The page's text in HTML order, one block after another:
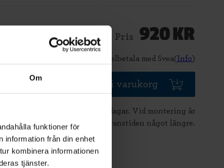
Om
funktioner för
information från din enhet
kombinera informationen
tjänster.
Pris 920KR
Delbetala med Svea(Info)
Lägg i varukorg
Beräknad leveranstid 2-5 dagar. Vid montering är
leveranstiden något längre.